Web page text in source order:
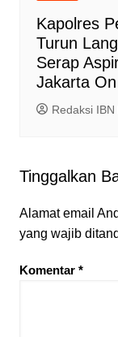
Kapolres
Turun
Serap
Jakarta
Redaksi IBN
Tinggalkan
Alamat email
yang wajib
Komentar *